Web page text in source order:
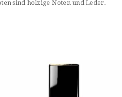
sind holzige Noten und Leder.